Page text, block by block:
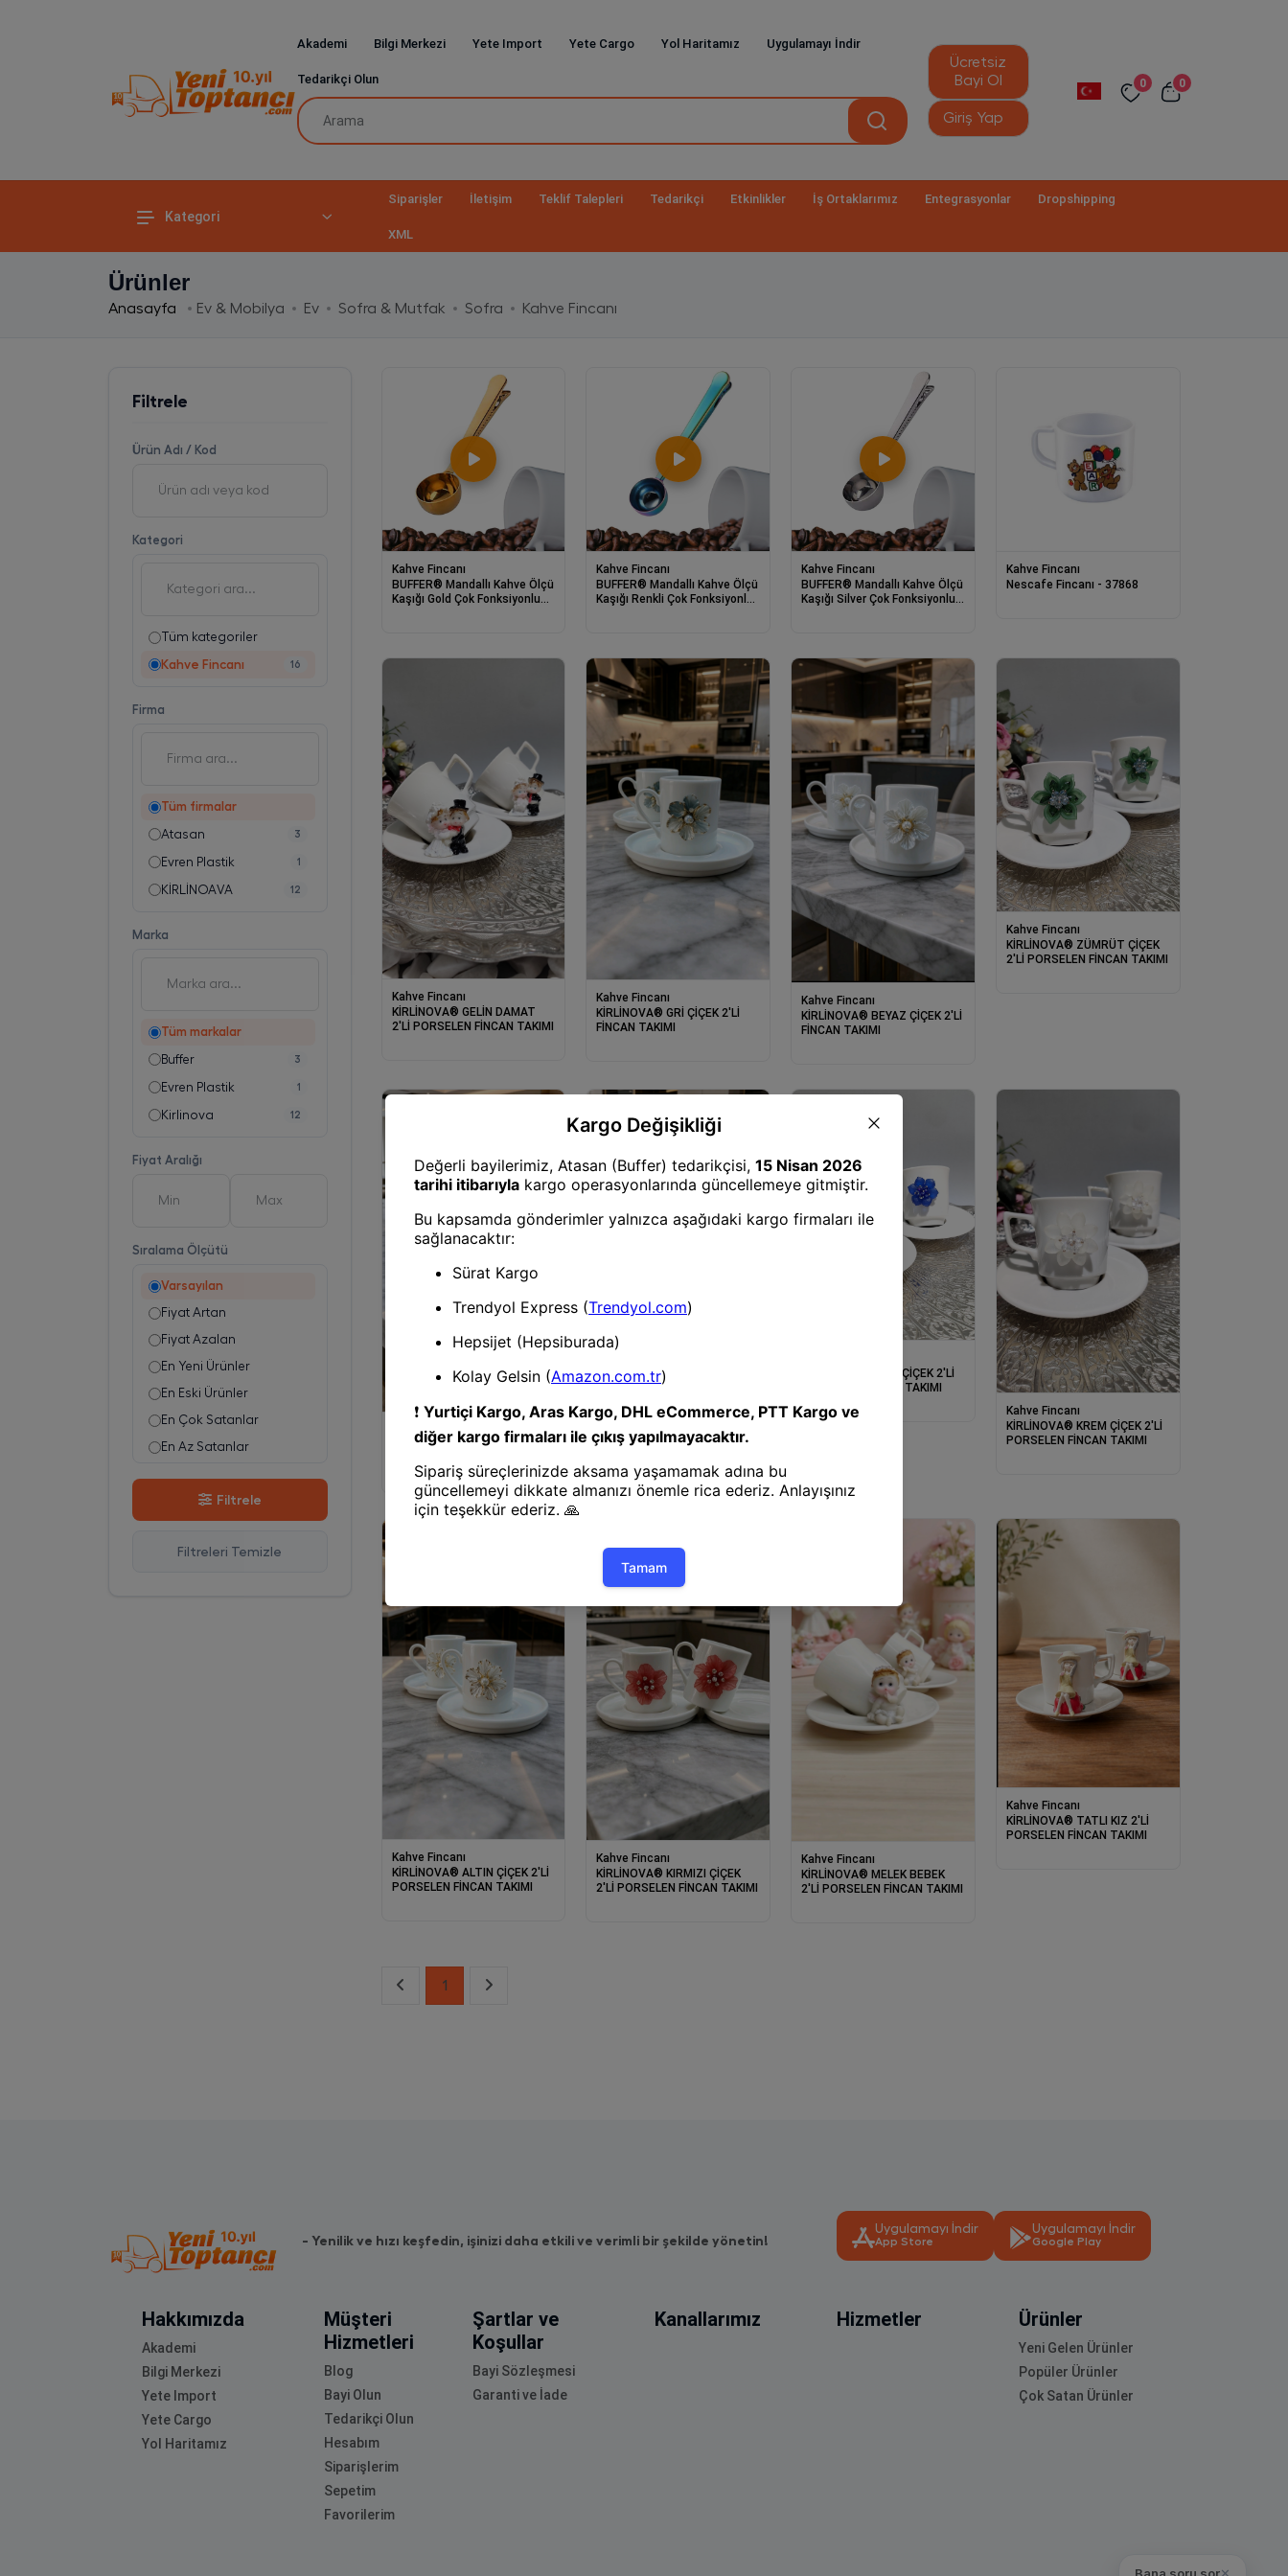
Akademi Bilgi Merkezi Yete Import Yete Cargo Yol Haritamız Uygulamayı İndir
Tedarikçi Olun
Ücretsiz
Bayi Ol
Giriş Yap
0 0
Kategori
Siparişler İletişim Teklif Talepleri Tedarikçi Etkinlikler İş Ortaklarımız Entegrasyonlar Dropshipping
XML
Ürünler
Anasayfa Ev & Mobilya Ev Sofra & Mutfak Sofra Kahve Fincanı
Filtrele
Ürün Adı / Kod
Kategori
Tüm kategoriler
Kahve Fincanı 16
Firma
Tüm firmalar
Atasan 3
Evren Plastik 1
KİRLİNOAVA 12
Marka
Tüm markalar
Buffer 3
Evren Plastik 1
Kirlinova 12
Fiyat Aralığı
Sıralama Ölçütü
Varsayılan
Fiyat Artan
Fiyat Azalan
En Yeni Ürünler
En Eski Ürünler
En Çok Satanlar
En Az Satanlar
Stok Artan
En Çok Favorilenen
Filtrele
Filtreleri Temizle
Kahve Fincanı
BUFFER® Mandallı Kahve Ölçü
Kaşığı Gold Çok Fonksiyonlu
Kahve Fincanı
BUFFER® Mandallı Kahve Ölçü
Kaşığı Renkli Çok Fonksiyonlu
Kahve Fincanı
BUFFER® Mandallı Kahve Ölçü
Kaşığı Silver Çok Fonksiyonlu
Kahve Fincanı
Nescafe Fincanı - 37868
Kahve Fincanı
KİRLİNOVA® GELİN DAMAT
2'Lİ PORSELEN FİNCAN TAKIMI
Kahve Fincanı
KİRLİNOVA® GRİ ÇİÇEK 2'Lİ
FİNCAN TAKIMI
Kahve Fincanı
KİRLİNOVA® BEYAZ ÇİÇEK 2'Lİ
FİNCAN TAKIMI
Kahve Fincanı
KİRLİNOVA® ZÜMRÜT ÇİÇEK
2'Lİ PORSELEN FİNCAN TAKIMI
Kahve Fincanı
KİRLİNOVA® PEMBE ÇİÇEK
KİRLİNOVA® MOR ÇİÇEK 2'Lİ
KİRLİNOVA® MAVİ ÇİÇEK 2'Lİ
PORSELEN FİNCAN TAKIMI
Kahve Fincanı
KİRLİNOVA® KREM ÇİÇEK 2'Lİ
PORSELEN FİNCAN TAKIMI
Kahve Fincanı
KİRLİNOVA® ALTIN ÇİÇEK 2'Lİ
PORSELEN FİNCAN TAKIMI
Kahve Fincanı
KİRLİNOVA® KIRMIZI ÇİÇEK
2'Lİ PORSELEN FİNCAN TAKIMI
Kahve Fincanı
KİRLİNOVA® MELEK BEBEK
2'Lİ PORSELEN FİNCAN TAKIMI
Kahve Fincanı
KİRLİNOVA® TATLI KIZ 2'Lİ
PORSELEN FİNCAN TAKIMI
1
- Yenilik ve hızı keşfedin, işinizi daha etkili ve verimli bir şekilde yönetin!
Uygulamayı İndir
App Store
Uygulamayı İndir
Google Play
Hakkımızda
Akademi
Bilgi Merkezi
Yete Import
Yete Cargo
Yol Haritamız
Müşteri
Hizmetleri
Blog
Bayi Olun
Tedarikçi Olun
Hesabım
Siparişlerim
Sepetim
Favorilerim
Şartlar ve
Koşullar
Bayi Sözleşmesi
Garanti ve İade
Kanallarımız Hizmetler Ürünler
Yeni Gelen Ürünler
Popüler Ürünler
Çok Satan Ürünler